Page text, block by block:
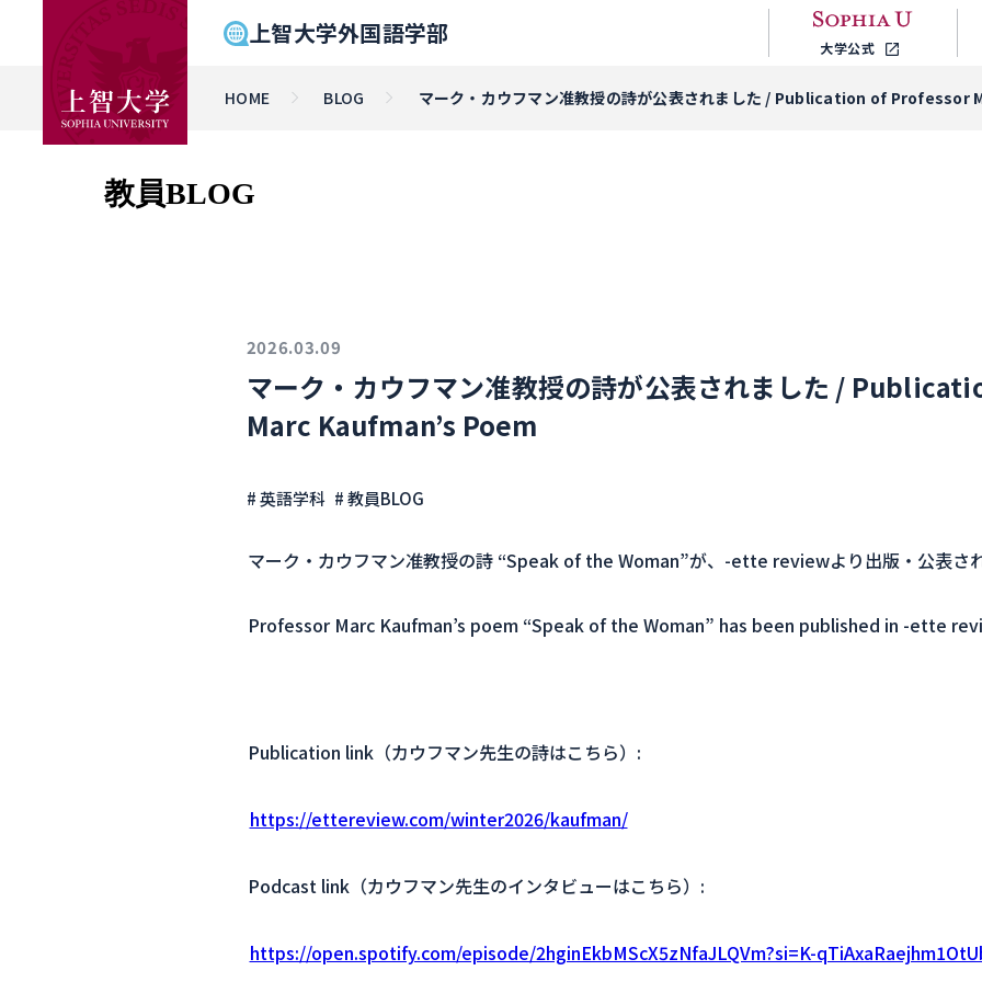
上智大学外国語学部 大学公式
HOME BLOG マーク・カウフマン准教授の詩が公表されました / Publication of Professor
教員BLOG
2026.03.09
マーク・カウフマン准教授の詩が公表されました /
Marc Kaufman’s Poem
# 英語学科 # 教員BLOG
マーク・カウフマン准教授の詩 “Speak of the Woman”が、 -ette reviewより出版・公表さ
Professor Marc Kaufman’s poem “Speak of the Woman” has been published in -ette
Publication link（カウフマン先生の詩はこちら）:
https://ettereview.com/winter2026/kaufman/
Podcast link（カウフマン先生のインタビューはこちら）:
https://open.spotify.com/episode/2hginEkbMScX5zNfaJLQVm?si=K-